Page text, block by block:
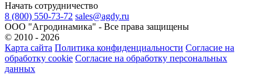
Начать сотрудничество
8 (800) 550-73-72 sales@agdy.ru
OOO "Агродинамика" - Все права защищены
© 2010 - 2026
Карта сайта Политика конфиденциальности Согласие на
обработку cookie Согласие на обработку персональных
данных